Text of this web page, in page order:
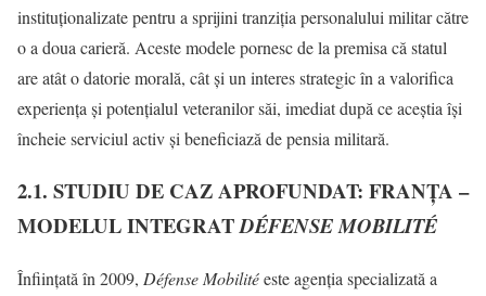
instituționalizate pentru a sprijini tranziția personalului militar către
o a doua carieră. Aceste modele pornesc de la premisa că statul
are atât o datorie morală, cât și un interes strategic în a valorifica
experiența și potențialul veteranilor săi, imediat după ce aceștia își
încheie serviciul activ și beneficiază de pensia militară.
2.1. STUDIU DE CAZ APROFUNDAT: FRANȚA –
MODELUL INTEGRATDÉFENSE MOBILITÉ
Înființată în 2009, Défense Mobilitéeste agenția specializată a